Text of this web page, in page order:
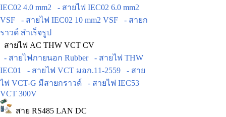
IEC02 4.0 mm2
- สายไฟ IEC02 6.0 mm2
VSF
- สายไฟ IEC02 10 mm2 VSF
- สายก
ราวด์ สำเร็จรูป
สายไฟ AC THW VCT CV
- สายไฟภายนอก Rubber
- สายไฟ THW
IEC01
- สายไฟ VCT มอก.11-2559
- สาย
ไฟ VCT-G มีสายกราวด์
- สายไฟ IEC53
VCT 300V
สาย RS485 LAN DC